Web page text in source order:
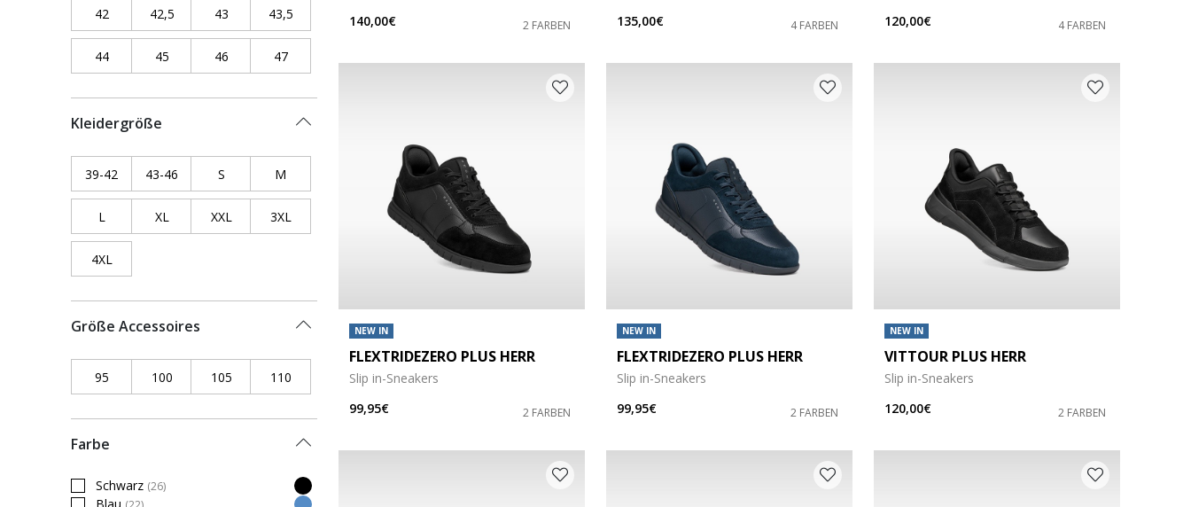
42 Refine by Schuhgröße: 42
42,5 Refine by Schuhgröße: 42,5
43 Refine by Schuhgröße: 43
43,5 Refine by Schuhgröße: 43,5
44Refine by Schuhgröße: 44
45 Refine by Schuhgröße: 45
46 Refine by Schuhgröße: 46
47Refine by Schuhgröße: 47
Kleidergröße
39-42 Refine by Kleidergröße: 39-42
43-46 Refine by Kleidergröße: 43-46
S Refine by Kleidergröße: S
M Refine by Kleidergröße: M
L Refine by Kleidergröße: L
XL Refine by Kleidergröße: XL
XXL Refine by Kleidergröße: XXL
3XL Refine by Kleidergröße: 3XL
4XL
Größe Accessoires
95 Refine by Größe Accessoires: 95
100 Refine by Größe Accessoires: 100
105 Refine by Größe Accessoires: 105
110 Refine by Größe Accessoires: 110
Farbe
Schwarz (26)
Refine by Farbe: Schwarz
140,00€
2 FARBEN
135,00€
4 FARBEN
120,00€
4 FARBEN
NEW IN
FLEXTRIDEZERO PLUS HERR
Slip in-Sneakers
99,95€
2 FARBEN
NEW IN
FLEXTRIDEZERO PLUS HERR
Slip in-Sneakers
99,95€
2 FARBEN
NEW IN
VITTOUR PLUS HERR
Slip in-Sneakers
120,00€
2 FARBEN